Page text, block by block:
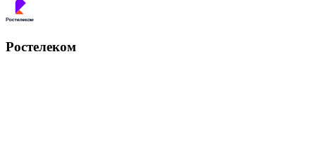
Ростелеком